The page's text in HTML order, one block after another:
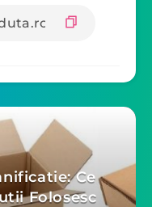
Ce
Folosesc